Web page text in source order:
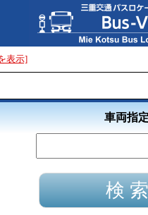
表示]
車両指定